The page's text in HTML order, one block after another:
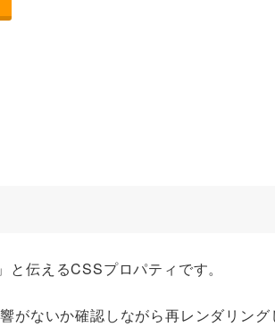
伝えるCSSプロパティです。
がないか確認しながら再レンダリン